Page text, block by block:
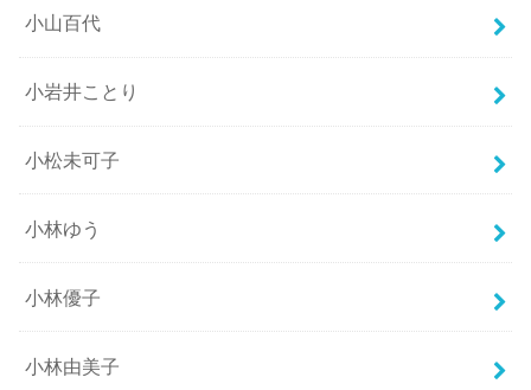
小山百代
小岩井ことり
小松未可子
小林ゆう
小林優子
小林由美子